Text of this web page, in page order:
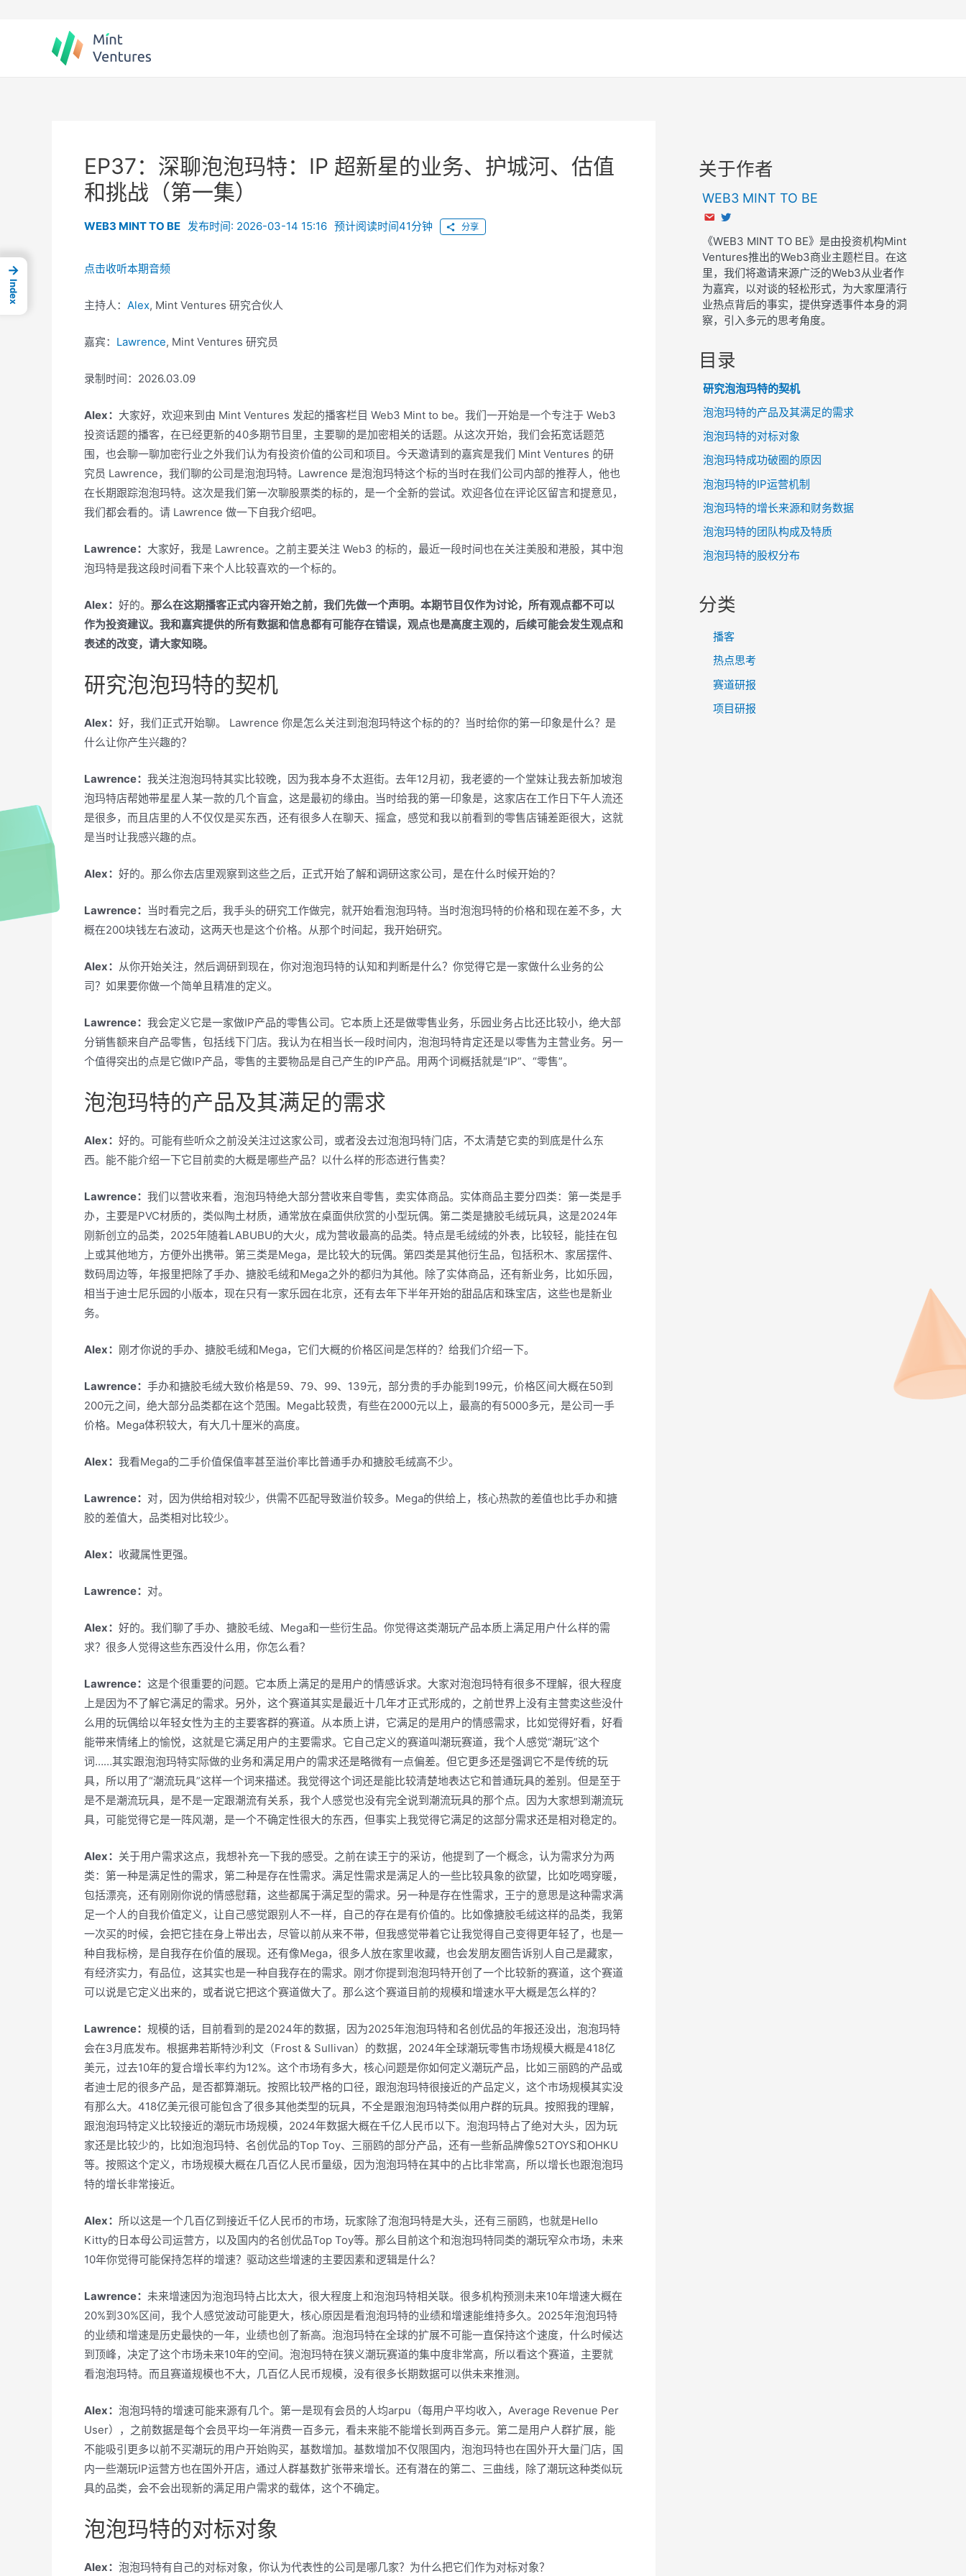
content
EP37：深聊泡泡玛特：IP 超新星的业务、护城河、估值
和挑战（第一集）
WEB3 MINT TO BE 发布时间: 2026-03-14 15:16 预计阅读时间41分钟 分享
点击收听本期音频
主持人： Alex, Mint Ventures 研究合伙人
嘉宾： Lawrence, Mint Ventures 研究员
录制时间：2026.03.09
Alex： 大家好，欢迎来到由 Mint Ventures 发起的播客栏目 Web3 Mint to be。我们一开始是一个专注于 Web3
投资话题的播客，在已经更新的40多期节目里，主要聊的是加密相关的话题。从这次开始，我们会拓宽话题范
围，也会聊一聊加密行业之外我们认为有投资价值的公司和项目。今天邀请到的嘉宾是我们 Mint Ventures 的研
究员 Lawrence，我们聊的公司是泡泡玛特。Lawrence 是泡泡玛特这个标的当时在我们公司内部的推荐人，他也
在长期跟踪泡泡玛特。这次是我们第一次聊股票类的标的，是一个全新的尝试。欢迎各位在评论区留言和提意见，
我们都会看的。请 Lawrence 做一下自我介绍吧。
Lawrence： 大家好，我是 Lawrence。之前主要关注 Web3 的标的，最近一段时间也在关注美股和港股，其中泡
泡玛特是我这段时间看下来个人比较喜欢的一个标的。
Alex： 好的。 那么在这期播客正式内容开始之前，我们先做一个声明。本期节目仅作为讨论，所有观点都不可以
作为投资建议。我和嘉宾提供的所有数据和信息都有可能存在错误，观点也是高度主观的，后续可能会发生观点和
表述的改变，请大家知晓。
研究泡泡玛特的契机
Alex： 好，我们正式开始聊。 Lawrence 你是怎么关注到泡泡玛特这个标的的？当时给你的第一印象是什么？是
什么让你产生兴趣的？
Lawrence： 我关注泡泡玛特其实比较晚，因为我本身不太逛街。去年12月初，我老婆的一个堂妹让我去新加坡泡
泡玛特店帮她带星星人某一款的几个盲盒，这是最初的缘由。当时给我的第一印象是，这家店在工作日下午人流还
是很多，而且店里的人不仅仅是买东西，还有很多人在聊天、摇盒，感觉和我以前看到的零售店铺差距很大，这就
是当时让我感兴趣的点。
Alex： 好的。那么你去店里观察到这些之后，正式开始了解和调研这家公司，是在什么时候开始的？
Lawrence： 当时看完之后，我手头的研究工作做完，就开始看泡泡玛特。当时泡泡玛特的价格和现在差不多，大
概在200块钱左右波动，这两天也是这个价格。从那个时间起，我开始研究。
Alex： 从你开始关注，然后调研到现在，你对泡泡玛特的认知和判断是什么？你觉得它是一家做什么业务的公
司？如果要你做一个简单且精准的定义。
Lawrence： 我会定义它是一家做IP产品的零售公司。它本质上还是做零售业务，乐园业务占比还比较小，绝大部
分销售额来自产品零售，包括线下门店。我认为在相当长一段时间内，泡泡玛特肯定还是以零售为主营业务。另一
个值得突出的点是它做IP产品，零售的主要物品是自己产生的IP产品。用两个词概括就是“IP”、“零售”。
泡泡玛特的产品及其满足的需求
Alex： 好的。可能有些听众之前没关注过这家公司，或者没去过泡泡玛特门店，不太清楚它卖的到底是什么东
西。能不能介绍一下它目前卖的大概是哪些产品？以什么样的形态进行售卖？
Lawrence： 我们以营收来看，泡泡玛特绝大部分营收来自零售，卖实体商品。实体商品主要分四类：第一类是手
办，主要是PVC材质的，类似陶土材质，通常放在桌面供欣赏的小型玩偶。第二类是搪胶毛绒玩具，这是2024年
刚新创立的品类，2025年随着LABUBU的大火，成为营收最高的品类。特点是毛绒绒的外表，比较轻，能挂在包
上或其他地方，方便外出携带。第三类是Mega，是比较大的玩偶。第四类是其他衍生品，包括积木、家居摆件、
数码周边等，年报里把除了手办、搪胶毛绒和Mega之外的都归为其他。除了实体商品，还有新业务，比如乐园，
相当于迪士尼乐园的小版本，现在只有一家乐园在北京，还有去年下半年开始的甜品店和珠宝店，这些也是新业
务。
Alex： 刚才你说的手办、搪胶毛绒和Mega，它们大概的价格区间是怎样的？给我们介绍一下。
Lawrence： 手办和搪胶毛绒大致价格是59、79、99、139元，部分贵的手办能到199元，价格区间大概在50到
200元之间，绝大部分品类都在这个范围。Mega比较贵，有些在2000元以上，最高的有5000多元，是公司一手
价格。Mega体积较大，有大几十厘米的高度。
Alex： 我看Mega的二手价值保值率甚至溢价率比普通手办和搪胶毛绒高不少。
Lawrence： 对，因为供给相对较少，供需不匹配导致溢价较多。Mega的供给上，核心热款的差值也比手办和搪
胶的差值大，品类相对比较少。
Alex： 收藏属性更强。
Lawrence： 对。
Alex： 好的。我们聊了手办、搪胶毛绒、Mega和一些衍生品。你觉得这类潮玩产品本质上满足用户什么样的需
求？很多人觉得这些东西没什么用，你怎么看？
Lawrence： 这是个很重要的问题。它本质上满足的是用户的情感诉求。大家对泡泡玛特有很多不理解，很大程度
上是因为不了解它满足的需求。另外，这个赛道其实是最近十几年才正式形成的，之前世界上没有主营卖这些没什
么用的玩偶给以年轻女性为主的主要客群的赛道。从本质上讲，它满足的是用户的情感需求，比如觉得好看，好看
能带来情绪上的愉悦，这就是它满足用户的主要需求。它自己定义的赛道叫潮玩赛道，我个人感觉“潮玩”这个
词……其实跟泡泡玛特实际做的业务和满足用户的需求还是略微有一点偏差。但它更多还是强调它不是传统的玩
具，所以用了“潮流玩具”这样一个词来描述。我觉得这个词还是能比较清楚地表达它和普通玩具的差别。但是至于
是不是潮流玩具，是不是一定跟潮流有关系，我个人感觉也没有完全说到潮流玩具的那个点。因为大家想到潮流玩
具，可能觉得它是一阵风潮，是一个不确定性很大的东西，但事实上我觉得它满足的这部分需求还是相对稳定的。
Alex： 关于用户需求这点，我想补充一下我的感受。之前在读王宁的采访，他提到了一个概念，认为需求分为两
类：第一种是满足性的需求，第二种是存在性需求。满足性需求是满足人的一些比较具象的欲望，比如吃喝穿暖，
包括漂亮，还有刚刚你说的情感慰藉，这些都属于满足型的需求。另一种是存在性需求，王宁的意思是这种需求满
足一个人的自我价值定义，让自己感觉跟别人不一样，自己的存在是有价值的。比如像搪胶毛绒这样的品类，我第
一次买的时候，会把它挂在身上带出去，尽管以前从来不带，但我感觉带着它让我觉得自己变得更年轻了，也是一
种自我标榜，是自我存在价值的展现。还有像Mega，很多人放在家里收藏，也会发朋友圈告诉别人自己是藏家，
有经济实力，有品位，这其实也是一种自我存在的需求。刚才你提到泡泡玛特开创了一个比较新的赛道，这个赛道
可以说是它定义出来的，或者说它把这个赛道做大了。那么这个赛道目前的规模和增速水平大概是怎么样的？
Lawrence： 规模的话，目前看到的是2024年的数据，因为2025年泡泡玛特和名创优品的年报还没出，泡泡玛特
会在3月底发布。根据弗若斯特沙利文（Frost & Sullivan）的数据，2024年全球潮玩零售市场规模大概是418亿
美元，过去10年的复合增长率约为12%。这个市场有多大，核心问题是你如何定义潮玩产品，比如三丽鸥的产品或
者迪士尼的很多产品，是否都算潮玩。按照比较严格的口径，跟泡泡玛特很接近的产品定义，这个市场规模其实没
有那么大。418亿美元很可能包含了很多其他类型的玩具，不全是跟泡泡玛特类似用户群的玩具。按照我的理解，
跟泡泡玛特定义比较接近的潮玩市场规模，2024年数据大概在千亿人民币以下。泡泡玛特占了绝对大头，因为玩
家还是比较少的，比如泡泡玛特、名创优品的Top Toy、三丽鸥的部分产品，还有一些新品牌像52TOYS和OHKU
等。按照这个定义，市场规模大概在几百亿人民币量级，因为泡泡玛特在其中的占比非常高，所以增长也跟泡泡玛
特的增长非常接近。
Alex： 所以这是一个几百亿到接近千亿人民币的市场，玩家除了泡泡玛特是大头，还有三丽鸥，也就是Hello
Kitty的日本母公司运营方，以及国内的名创优品Top Toy等。那么目前这个和泡泡玛特同类的潮玩窄众市场，未来
10年你觉得可能保持怎样的增速？驱动这些增速的主要因素和逻辑是什么？
Lawrence： 未来增速因为泡泡玛特占比太大，很大程度上和泡泡玛特相关联。很多机构预测未来10年增速大概在
20%到30%区间，我个人感觉波动可能更大，核心原因是看泡泡玛特的业绩和增速能维持多久。2025年泡泡玛特
的业绩和增速是历史最快的一年，业绩也创了新高。泡泡玛特在全球的扩展不可能一直保持这个速度，什么时候达
到顶峰，决定了这个市场未来10年的空间。泡泡玛特在狭义潮玩赛道的集中度非常高，所以看这个赛道，主要就
看泡泡玛特。而且赛道规模也不大，几百亿人民币规模，没有很多长期数据可以供未来推测。
Alex： 泡泡玛特的增速可能来源有几个。第一是现有会员的人均arpu（每用户平均收入，Average Revenue Per
User），之前数据是每个会员平均一年消费一百多元，看未来能不能增长到两百多元。第二是用户人群扩展，能
不能吸引更多以前不买潮玩的用户开始购买，基数增加。基数增加不仅限国内，泡泡玛特也在国外开大量门店，国
内一些潮玩IP运营方也在国外开店，通过人群基数扩张带来增长。还有潜在的第二、三曲线，除了潮玩这种类似玩
具的品类，会不会出现新的满足用户需求的载体，这个不确定。
泡泡玛特的对标对象
Alex： 泡泡玛特有自己的对标对象，你认为代表性的公司是哪几家？为什么把它们作为对标对象？
关于作者
WEB3 MINT TO BE
《WEB3 MINT TO BE》是由投资机构Mint
Ventures推出的Web3商业主题栏目。在这
里，我们将邀请来源广泛的Web3从业者作
为嘉宾，以对谈的轻松形式，为大家厘清行
业热点背后的事实，提供穿透事件本身的洞
察，引入多元的思考角度。
目录
研究泡泡玛特的契机
泡泡玛特的产品及其满足的需求
泡泡玛特的对标对象
泡泡玛特成功破圈的原因
泡泡玛特的IP运营机制
泡泡玛特的增长来源和财务数据
泡泡玛特的团队构成及特质
泡泡玛特的股权分布
分类
播客
热点思考
赛道研报
项目研报
→
Index